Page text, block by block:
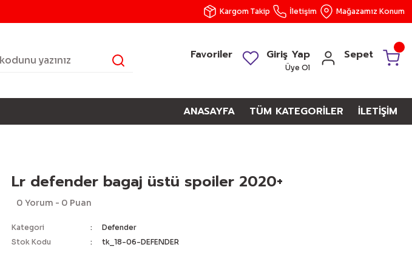
Kargom Takip İletişim Mağazamız Konum
Favoriler Giriş Yap
Üye Ol
Sepet
ANASAYFA TÜM KATEGORİLER İLETİŞİM
Lr defender bagaj üstü spoiler 2020+
0 Yorum - 0 Puan
Kategori
Defender
Stok Kodu
tk_18-06-DEFENDER